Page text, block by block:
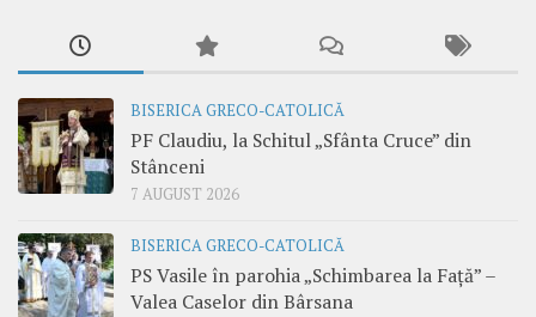
BISERICA GRECO-CATOLICĂ
PF Claudiu, la Schitul „Sfânta Cruce” din
Stânceni
7 AUGUST 2026
BISERICA GRECO-CATOLICĂ
PS Vasile în parohia „Schimbarea la Față” –
Valea Caselor din Bârsana